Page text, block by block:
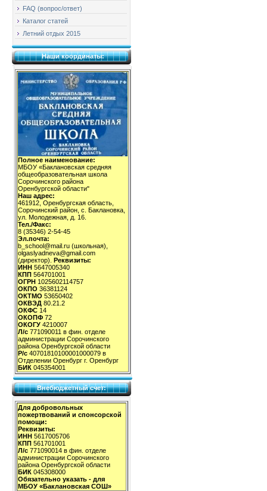
FAQ (вопрос/ответ)
Каталог статей
Летний отдых 2015
Наши координаты:
Полное наименование:
МБОУ «Баклановская средняя
общеобразовательная школа
Сорочинского района
Оренбургской области"
Наш адрес:
461912, Оренбургская область,
Сорочинский район, с. Баклановка,
ул. Молодежная, д. 16.
Тел./Факс:
8 (35346) 2-54-45
Эл.почта:
b_school@mail.ru (школьная),
olgaslyadneva@gmail.com
(директор). Реквизиты:
ИНН 5647005340
КПП 564701001
ОГРН 1025602114757
ОКПО 36381124
ОКТМО 53650402
ОКВЭД 80.21.2
ОКФС 14
ОКОПФ 72
ОКОГУ 4210007
Л/с 771090011 в фин. отделе
администрации Сорочинского
района Оренбургской области
Р/с 40701810100001000079 в
Отделении Оренбург г. Оренбург
БИК 045354001
Внебюджетный счет:
Для добровольных
пожертвований и спонсорской
помощи:
Реквизиты:
ИНН 5617005706
КПП 561701001
Л/с 771090014 в фин. отделе
администрации Сорочинского
района Оренбургской области
БИК 045308000
Обязательно указать - для
МБОУ «Баклановская СОШ»